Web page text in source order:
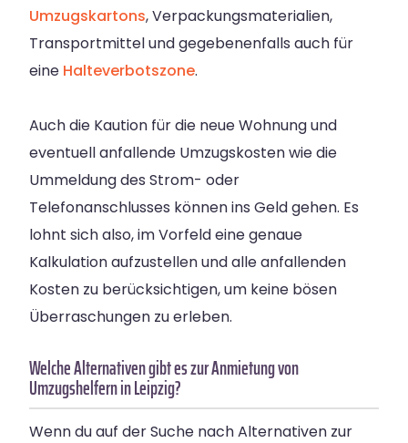
Umzugskartons, Verpackungsmaterialien,
Transportmittel und gegebenenfalls auch für
eine Halteverbotszone.
Auch die Kaution für die neue Wohnung und
eventuell anfallende Umzugskosten wie die
Ummeldung des Strom- oder
Telefonanschlusses können ins Geld gehen. Es
lohnt sich also, im Vorfeld eine genaue
Kalkulation aufzustellen und alle anfallenden
Kosten zu berücksichtigen, um keine bösen
Überraschungen zu erleben.
Welche Alternativen gibt es zur Anmietung von
Umzugshelfern in Leipzig?
Wenn du auf der Suche nach Alternativen zur